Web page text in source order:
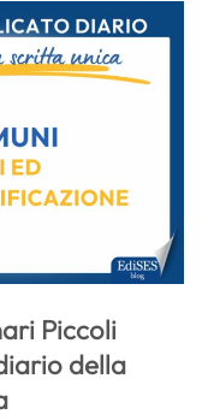
Piccoli
della